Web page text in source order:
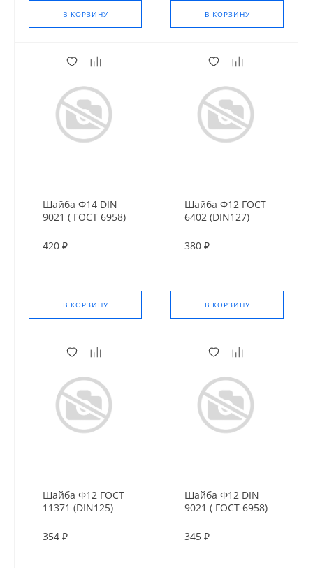
В КОРЗИНУ В КОРЗИНУ
Шайба Ф14 DIN
9021 ( ГОСТ 6958)
420 ₽
В КОРЗИНУ
Шайба Ф12 ГОСТ
6402 (DIN127)
380 ₽
В КОРЗИНУ
Шайба Ф12 ГОСТ
11371 (DIN125)
354 ₽
Шайба Ф12 DIN
9021 ( ГОСТ 6958)
345 ₽